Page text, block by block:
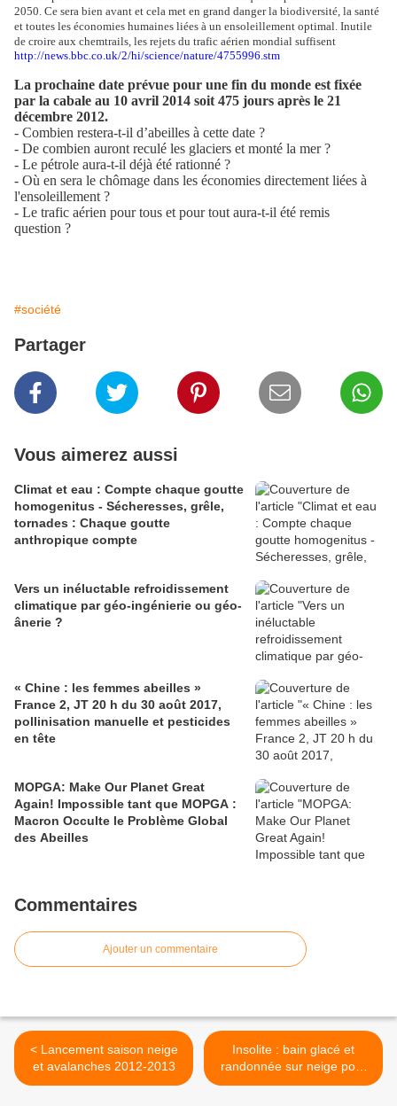
2050. Ce sera bien avant et cela met en grand danger la biodiversité, la santé
et toutes les économies humaines liées à un ensoleillement optimal. Inutile
de croire aux chemtrails, les rejets du trafic aérien mondial suffisent
http://news.bbc.co.uk/2/hi/science/nature/4755996.stm
La prochaine date prévue pour une fin du monde est fixée
par la cabale au 10 avril 2014 soit 475 jours après le 21
décembre 2012.
- Combien restera-t-il d’abeilles à cette date ?
- De combien auront reculé les glaciers et monté la mer ?
- Le pétrole aura-t-il déjà été rationné ?
- Où en sera le chômage dans les économies directement liées à
l'ensoleillement ?
- Le trafic aérien pour tous et pour tout aura-t-il été remis
question ?
#société
Partager
Vous aimerez aussi
Climat et eau : Compte chaque goutte
homogenitus - Sécheresses, grêle,
tornades : Chaque goutte
anthropique compte
Vers un inéluctable refroidissement
climatique par géo-ingénierie ou géo-
ânerie ?
« Chine : les femmes abeilles »
France 2, JT 20 h du 30 août 2017,
pollinisation manuelle et pesticides
en tête
MOPGA: Make Our Planet Great
Again! Impossible tant que MOPGA :
Macron Occulte le Problème Global
des Abeilles
Commentaires
Ajouter un commentaire
< Lancement saison neige
et avalanches 2012-2013
Insolite : bain glacé et
randonnée sur neige pour
les abeilles >